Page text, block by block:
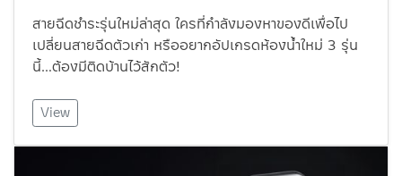
สายฉีดชำระรุ่นใหม่ล่าสุด ใครที่กำลังมองหาของดีเพื่อไป
เปลี่ยนสายฉีดตัวเก่า หรืออยากอัปเกรดห้องน้ำใหม่ 3 รุ่น
นี้…ต้องมีติดบ้านไว้สักตัว!
View